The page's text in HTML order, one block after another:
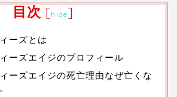
目次 [hide]
ーズとは
ーズエイジのプロフィール
ーズエイジの死亡理由なぜ亡くな